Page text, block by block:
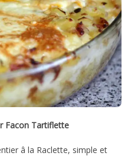
Facon Tartiflette
â la Raclette, simple et